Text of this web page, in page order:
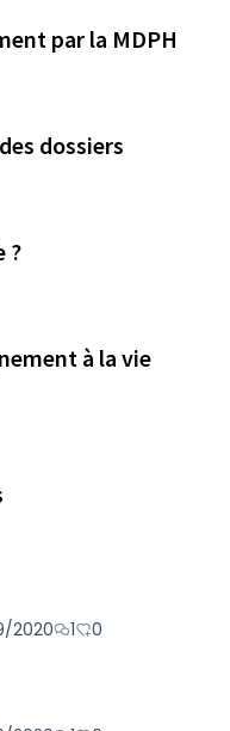
par la MDPH
dossiers
?
à la vie
2020 1 0